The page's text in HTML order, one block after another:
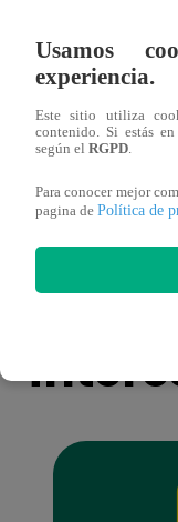
Yo Soy
Pájaro Gómez
mantuvo su silla
Usamos
experiencia.
Este sitio utiliza
contenido. Si estás
según el RGPD.
Para conocer mejor
pagina de Política de